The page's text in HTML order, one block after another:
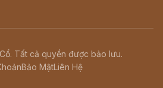
Tất cả quyền được bảo lưu.
Bảo MậtLiên Hệ